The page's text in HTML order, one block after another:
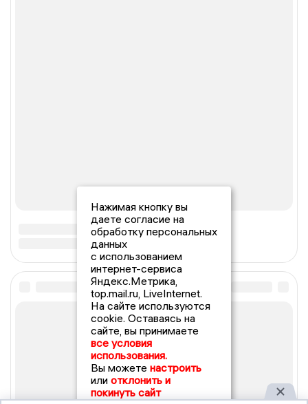
Нажимая кнопку вы
даете согласие на
обработку персональных
данных
с использованием
интернет-сервиса
Яндекс.Метрика,
top.mail.ru, LiveInternet.
На сайте используются
cookie. Оставаясь на
сайте, вы принимаете
все условия
использования.
Вы можете настроить
или отклонить и
покинуть сайт